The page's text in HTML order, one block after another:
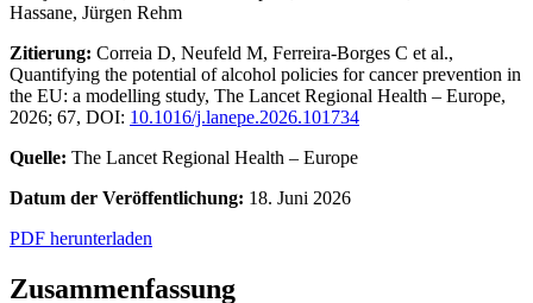
Hassane, Jürgen Rehm
Zitierung: Correia D, Neufeld M, Ferreira-Borges C et al.,
Quantifying the potential of alcohol policies for cancer prevention in
the EU: a modelling study, The Lancet Regional Health – Europe,
2026; 67, DOI: 10.1016/j.lanepe.2026.101734
Quelle: The Lancet Regional Health – Europe
Datum der Veröffentlichung: 18. Juni 2026
PDF herunterladen
Zusammenfassung